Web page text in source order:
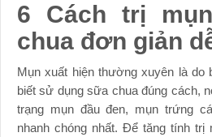
6 Cách trị
chua đơn giản
Mụn xuất hiện thường xuyên là do
biết sử dụng sữa chua đúng cách,
trạng mụn đầu đen, mụn trứng
nhanh chóng nhất. Để tăng tính